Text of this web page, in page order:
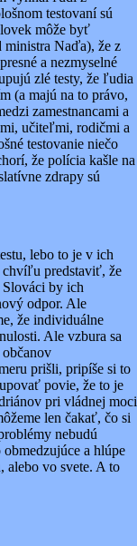
testovaní sú
môže byť
ministra Naďa), že z
a nezmyselné
zlé testy, že ľudia
(a majú na to právo,
zamestnancami a
učiteľmi, rodičmi a
testovanie niečo
že polícia kašle na
zdrapy sú
lebo to je v ich
chvíľu predstaviť, že
by ich
odpor. Ale
že individuálne
Ale vzbura sa
prišli, pripíše si to
povie, že to je
pri vládnej moci
len čakať, čo si
nebudú
a hlúpe
alebo vo svete. A to